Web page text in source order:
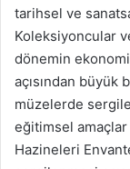
tarihsel ve
Koleksiyoncular
dönemin
açısından büyük
müzelerde
eğitimsel amaçlar
Hazineleri